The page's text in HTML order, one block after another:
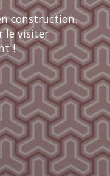
construction.
le visiter
!